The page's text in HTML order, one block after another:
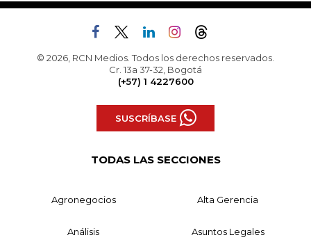
© 2026, RCN Medios. Todos los derechos reservados.
Cr. 13a 37-32, Bogotá
(+57) 1 4227600
SUSCRÍBASE
TODAS LAS SECCIONES
Agronegocios Alta Gerencia
Análisis Asuntos Legales